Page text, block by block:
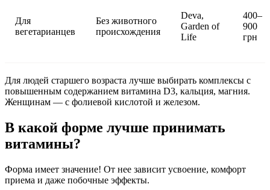
Для
вегетарианцев
Без животного
происхождения
Deva,
Garden of
Life
400–
900
грн
Для людей старшего возраста лучше выбирать комплексы с
повышенным содержанием витамина D3, кальция, магния.
Женщинам — с фолиевой кислотой и железом.
В какой форме лучше принимать
витамины?
Форма имеет значение! От нее зависит усвоение, комфорт
приема и даже побочные эффекты.